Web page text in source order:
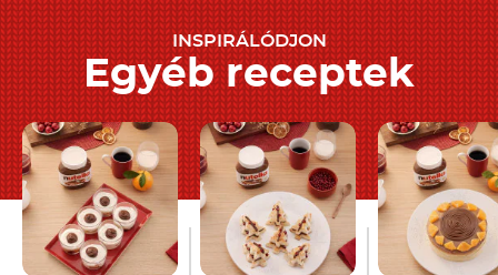
INSPIRÁLÓDJON
Egyéb receptek